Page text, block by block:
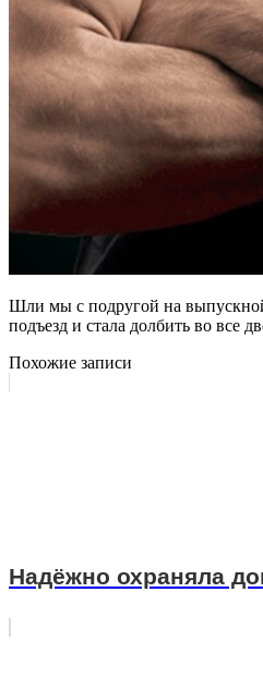
Шли мы с подругой на выпускной
подъезд и стала долбить во все
Похожие записи
Надёжно охраняла